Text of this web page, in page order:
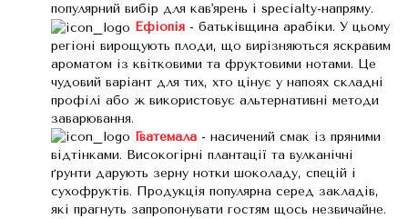
популярний вибір для кав'ярень і specialty-напряму.
Ефіопія - батьківщина арабіки. У цьому
регіоні вирощують плоди, що вирізняються яскравим
ароматом із квітковими та фруктовими нотами. Це
чудовий варіант для тих, хто цінує у напоях складні
профілі або ж використовує альтернативні методи
заварювання.
Гватемала - насичений смак із пряними
відтінками. Високогірні плантації та вулканічні
ґрунти дарують зерну нотки шоколаду, спецій і
сухофруктів. Продукція популярна серед закладів,
які прагнуть запропонувати гостям щось незвичайне.